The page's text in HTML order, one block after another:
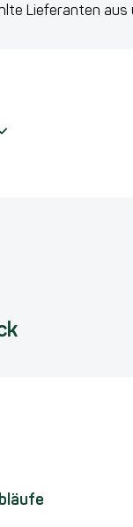
Lieferanten